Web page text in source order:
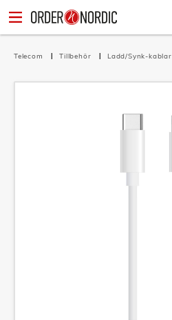
Telecom Tillbehör Ladd/Synk-kablar